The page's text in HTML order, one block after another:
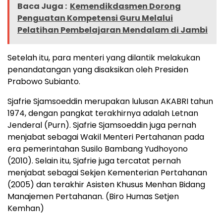
Baca Juga : Kemendikdasmen Dorong
Penguatan Kompetensi Guru Melalui
Pelatihan Pembelajaran Mendalam di Jambi
Setelah itu, para menteri yang dilantik melakukan
penandatangan yang disaksikan oleh Presiden
Prabowo Subianto.
Sjafrie Sjamsoeddin merupakan lulusan AKABRI tahun
1974, dengan pangkat terakhirnya adalah Letnan
Jenderal (Purn). Sjafrie Sjamsoeddin juga pernah
menjabat sebagai Wakil Menteri Pertahanan pada
era pemerintahan Susilo Bambang Yudhoyono
(2010). Selain itu, Sjafrie juga tercatat pernah
menjabat sebagai Sekjen Kementerian Pertahanan
(2005) dan terakhir Asisten Khusus Menhan Bidang
Manajemen Pertahanan. (Biro Humas Setjen
Kemhan)